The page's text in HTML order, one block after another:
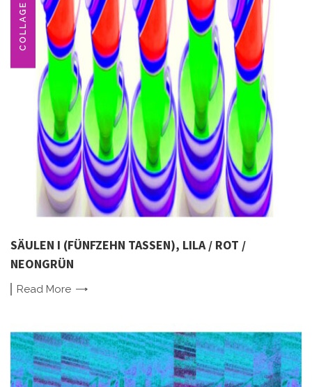
COLLAGE
SÄULEN I (FÜNFZEHN TASSEN), LILA / ROT /
NEONGRÜN
Read More